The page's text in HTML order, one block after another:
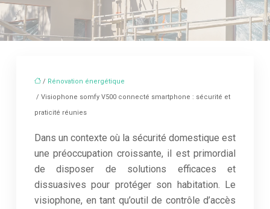
/ Rénovation énergétique
/ Visiophone somfy V500 connecté smartphone : sécurité et
praticité réunies
Dans un contexte où la sécurité domestique est
une préoccupation croissante, il est primordial
de disposer de solutions efficaces et
dissuasives pour protéger son habitation. Le
visiophone, en tant qu’outil de contrôle d’accès